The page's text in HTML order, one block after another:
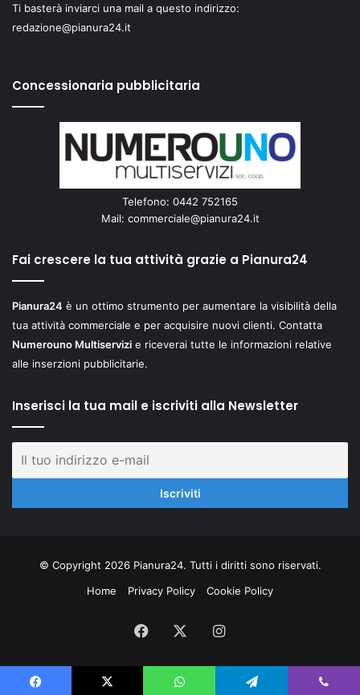
Ti basterà inviarci una mail a questo indirizzo:
redazione@pianura24.it
Concessionaria pubblicitaria
Telefono: 0442 752165
Mail: commerciale@pianura24.it
Fai crescere la tua attività grazie a Pianura24
Pianura24 è un ottimo strumento per aumentare la visibilità della
tua attività commerciale e per acquisire nuovi clienti. Contatta
Numerouno Multiservizi e riceverai tutte le informazioni relative
alle inserzioni pubblicitarie.
Inserisci la tua mail e iscriviti alla Newsletter
© Copyright 2026 Pianura24. Tutti i diritti sono riservati.
Home
Privacy Policy Cookie Policy
Facebook Instagram